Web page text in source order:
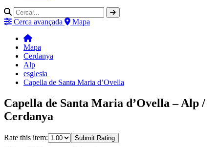
Cerca avançada Mapa
Mapa
Cerdanya
Alp
esglesia
Capella de Santa Maria d’Ovella
Capella de Santa Maria d’Ovella – Alp /
Cerdanya
Rate this item: Submit Rating